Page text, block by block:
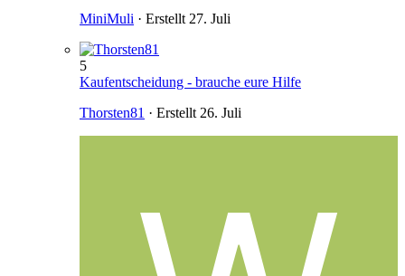
MiniMuli · Erstellt 27. Juli
5
Kaufentscheidung - brauche eure Hilfe
Thorsten81 · Erstellt 26. Juli